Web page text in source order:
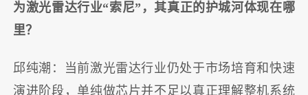
为激光雷达行业“索尼”，其真正的护城河体现在哪
里？
邱纯潮：当前激光雷达行业仍处于市场培育和快速
演进阶段，单纯做芯片并不足以真正理解整机系统